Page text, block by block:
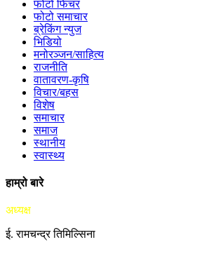
फोटो फिचर
फोटो समाचार
ब्रेकिंग न्युज
भिडियो
मनोरञ्जन/साहित्य
राजनीति
वातावरण-कृषि
विचार/बहस
विशेष
समाचार
समाज
स्थानीय
स्वास्थ्य
हाम्रो बारे
अध्यक्ष
ई. रामचन्द्र तिमिल्सिना